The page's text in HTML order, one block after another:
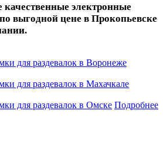
электронные
выгодной цене в Прокопьевске
для раздевалок в Воронеже
для раздевалок в Махачкале
для раздевалок в Омске Подробнее